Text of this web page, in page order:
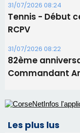
Les plus lus
Satine Nomary
d'un spectacle
Bastia – Le
avant le concert
profiter
consommation